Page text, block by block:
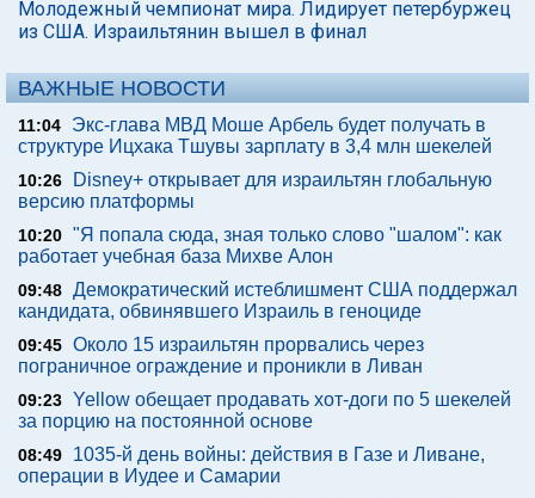
Молодежный чемпионат мира. Лидирует петербуржец
из США. Израильтянин вышел в финал
ВАЖНЫЕ НОВОСТИ
11:04
Экс-глава МВД Моше Арбель будет получать в
структуре Ицхака Тшувы зарплату в 3,4 млн шекелей
10:26
Disney+ открывает для израильтян глобальную
версию платформы
10:20 "Я попала сюда, зная только слово "шалом": как
работает учебная база Михве Алон
09:48 Демократический истеблишмент США поддержал
кандидата, обвинявшего Израиль в геноциде
09:45 Около 15 израильтян прорвались через
пограничное ограждение и проникли в Ливан
09:23 Yellow обещает продавать хот-доги по 5 шекелей
за порцию на постоянной основе
08:49
1035-й день войны: действия в Газе и Ливане,
операции в Иудее и Самарии